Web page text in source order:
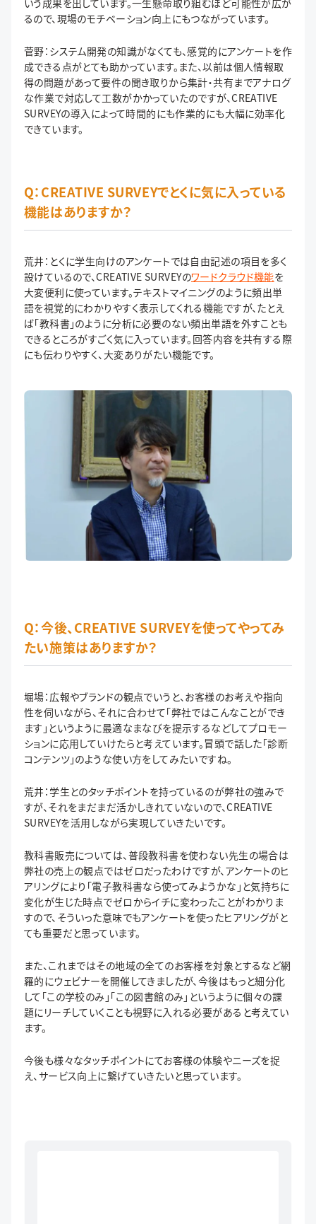
るので、現場のモチベーション向上にもつながっています。
菅野：システム開発の知識がなくても、感覚的にアンケートを作
成できる点がとても助かっています。また、以前は個人情報取
得の問題があって要件の聞き取りから集計・共有までアナログ
な作業で対応して工数がかかっていたのですが、CREATIVE
SURVEYの導入によって時間的にも作業的にも大幅に効率化
できています。
Q：CREATIVE SURVEYでとくに気に入っている
機能はありますか？
荒井：とくに学生向けのアンケートでは自由記述の項目を多く
設けているので、CREATIVE SURVEYのワードクラウド機能を
大変便利に使っています。テキストマイニングのように頻出単
語を視覚的にわかりやすく表示してくれる機能ですが、たとえ
ば「教科書」のように分析に必要のない頻出単語を外すことも
できるところがすごく気に入っています。回答内容を共有する際
にも伝わりやすく、大変ありがたい機能です。
Q：今後、CREATIVE SURVEYを使ってやってみ
たい施策はありますか？
堀場：広報やブランドの観点でいうと、お客様のお考えや指向
性を伺いながら、それに合わせて「弊社ではこんなことができ
ます」というように最適なまなびを提示するなどしてプロモー
ションに応用していけたらと考えています。冒頭で話した「診断
コンテンツ」のような使い方をしてみたいですね。
荒井：学生とのタッチポイントを持っているのが弊社の強みで
すが、それをまだまだ活かしきれていないので、CREATIVE
SURVEYを活用しながら実現していきたいです。
教科書販売については、普段教科書を使わない先生の場合は
弊社の売上の観点ではゼロだったわけですが、アンケートのヒ
アリングにより「電子教科書なら使ってみようかな」と気持ちに
変化が生じた時点でゼロからイチに変わったことがわかりま
すので、そういった意味でもアンケートを使ったヒアリングがと
ても重要だと思っています。
また、これまではその地域の全てのお客様を対象とするなど網
羅的にウェビナーを開催してきましたが、今後はもっと細分化
して「この学校のみ」「この図書館のみ」というように個々の課
題にリーチしていくことも視野に入れる必要があると考えてい
ます。
今後も様々なタッチポイントにてお客様の体験やニーズを捉
え、サービス向上に繋げていきたいと思っています。